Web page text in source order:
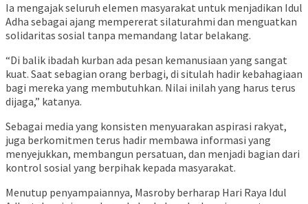
Ia mengajak seluruh elemen masyarakat untuk menjadikan Idul
Adha sebagai ajang mempererat silaturahmi dan menguatkan
solidaritas sosial tanpa memandang latar belakang.
“Di balik ibadah kurban ada pesan kemanusiaan yang sangat
kuat. Saat sebagian orang berbagi, di situlah hadir kebahagiaan
bagi mereka yang membutuhkan. Nilai inilah yang harus terus
dijaga,” katanya.
Sebagai media yang konsisten menyuarakan aspirasi rakyat,
juga berkomitmen terus hadir membawa informasi yang
menyejukkan, membangun persatuan, dan menjadi bagian dari
kontrol sosial yang berpihak kepada masyarakat.
Menutup penyampaiannya, Masroby berharap Hari Raya Idul